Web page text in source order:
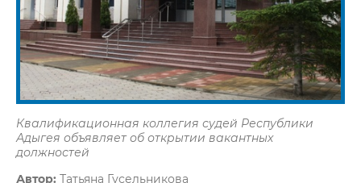
Квалификационная коллегия судей Республики
Адыгея объявляет об открытии вакантных
должностей
Автор: Татьяна Гусельникова